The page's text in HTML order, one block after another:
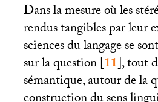
Dans la mesure où les
rendus tangibles par leur
sciences du langage se
sur la question[11], tout
sémantique, autour de la